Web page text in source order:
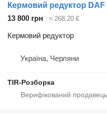
13 800 грн ≈ 268,20 €
Кермовий редуктор
Україна, Черляни
TIR-Розборка